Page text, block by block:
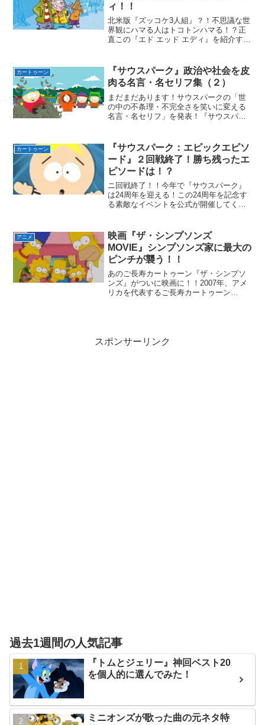
ィ！！
北米版『ズッコケ3人組』？！不思議な世
界観にハマる人はトコトンハマる！？正
直この『エド エッド エディ』を紹介する
で見る手段が限られているからだ。以前
はGYAO!で...
カートゥーン
『サウスパーク』政治や社会を皮
肉る名言・名セリフ集（２）
まだまだあります！サウスパークの「世
の中の不条理・不完全さを笑いに変える
名言・名セリフ」を発表！『サウスパー
ラックジョーク」だろう。今までの大衆
向けメディア作品では決し...
カートゥーン
『サウスパーク：エピックエピソ
ード』２回戦終了！勝ち残ったエ
ピソードは！？
ニ回戦終了！！今年で『サウスパーク』
は24周年を迎える！この24周年を記念す
る素敵なイベントを公式が開催してくれ
ウスパーク』で人気のあるエピソード64
個から、どのエ...
アニメ
映画『ザ・シンプソンズ
MOVIE』シンプソンズ家に最大の
ピンチが襲う！！
あのご長寿カートゥーン『ザ・シンプソ
ンズ』がついに映画に！！2007年、アメ
リカを代表するご長寿カートゥーン
スポンサーリンク
過去1週間の人気記事
『トムとジェリー』神回ベスト20
を個人的に選んでみた！
ミニオンズが歌った曲の元ネタ特